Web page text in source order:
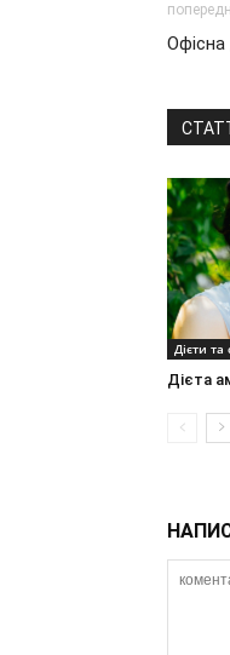
Офісна
Дієти та
Дієта